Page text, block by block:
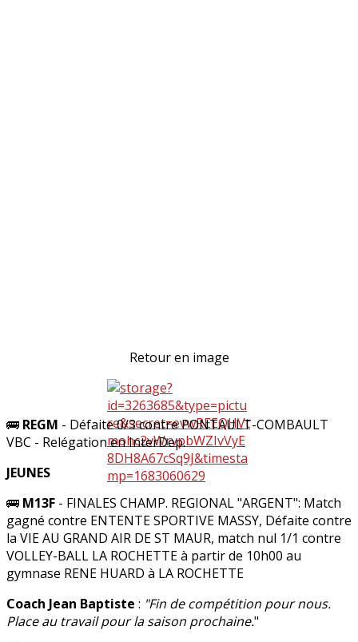
Retour en image
🚌 REGM - Défaite 0/3 contre PONTAULT-COMBAULT
VBC - Relégation en InterDep.
JEUNES
🚌 M13F - FINALES CHAMP. REGIONAL "ARGENT": Match
gagné contre ENTENTE SPORTIVE MASSY, Défaite contre
la VIE AU GRAND AIR DE ST MAUR, match nul 1/1 contre
VOLLEY-BALL LA ROCHETTE à partir de 10h00 au
gymnase RENE HUARD à LA ROCHETTE
Coach Jean Baptiste : "Fin de compétition pour nous.
Place au travail pour la saison prochaine."